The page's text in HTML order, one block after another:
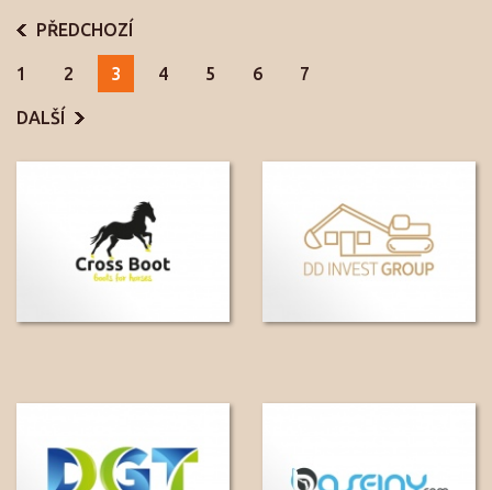
PŘEDCHOZÍ
1 2 3 4 5 6 7
DALŠÍ